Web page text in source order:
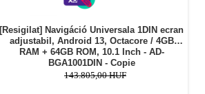
[Resigilat] Navigáció Universala 1DIN ecran
adjustabil, Android 13, Octacore / 4GB
RAM + 64GB ROM, 10.1 Inch - AD-
BGA1001DIN - Copie
143.805,00 HUF